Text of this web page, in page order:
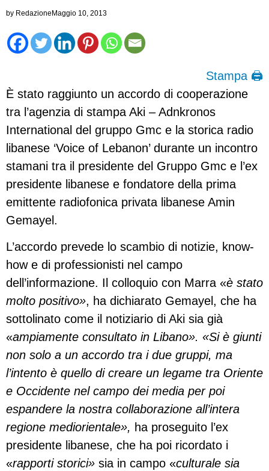
by Redazione Maggio 10, 2013
Stampa 🖨
È stato raggiunto un accordo di cooperazione
tra l’agenzia di stampa Aki – Adnkronos
International del gruppo Gmc e la storica radio
libanese ‘Voice of Lebanon’ durante un incontro
stamani tra il presidente del Gruppo Gmc e l’ex
presidente libanese e fondatore della prima
emittente radiofonica privata libanese Amin
Gemayel.
L’accordo prevede lo scambio di notizie, know-
how e di professionisti nel campo
dell’informazione. Il colloquio con Marra «è stato
molto positivo», ha dichiarato Gemayel, che ha
sottolinato come il notiziario di Aki sia già
«ampiamente consultato in Libano». «Si è giunti
non solo a un accordo tra i due gruppi, ma
l’intento è quello di creare un legame tra Oriente
e Occidente nel campo dei media per poi
espandere la nostra collaborazione all’intera
regione mediorientale», ha proseguito l’ex
presidente libanese, che ha poi ricordato i
«rapporti storici» sia in campo «culturale sia